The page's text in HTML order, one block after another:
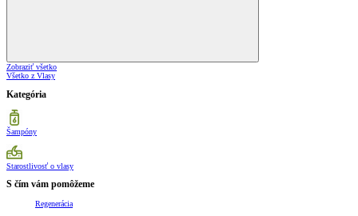
Zobraziť všetko
Všetko z Vlasy
Kategória
Šampóny
Starostlivosť o vlasy
S čím vám pomôžeme
Regenerácia